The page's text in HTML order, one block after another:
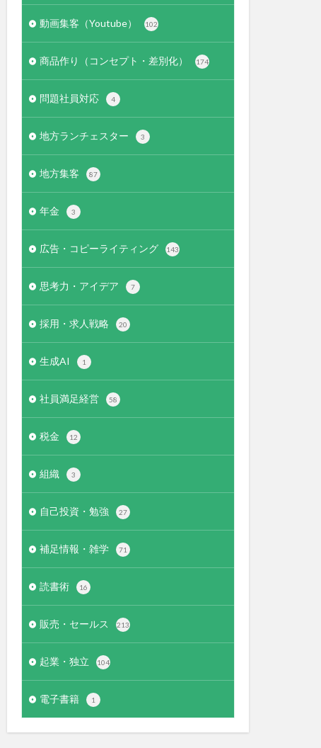
動画集客（Youtube） 102
商品作り（コンセプト・差別化） 174
問題社員対応 4
地方ランチェスター 3
地方集客 87
年金 3
広告・コピーライティング 143
思考力・アイデア 7
採用・求人戦略 20
生成AI 1
社員満足経営 58
税金 12
組織 3
自己投資・勉強 27
補足情報・雑学 71
読書術 16
販売・セールス 213
起業・独立 104
電子書籍 1